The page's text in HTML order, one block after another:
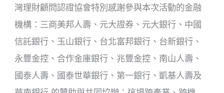
灣理財顧問認證協會特別感謝參與本次活動的金融
機構：三商美邦人壽、元大證券、元大銀行、中國
信託銀行、玉山銀行、台北富邦銀行、台新銀行、
永豐金控、合作金庫銀行、兆豐金控、南山人壽、
國泰人壽、國泰世華銀行、第一銀行、凱基人壽及